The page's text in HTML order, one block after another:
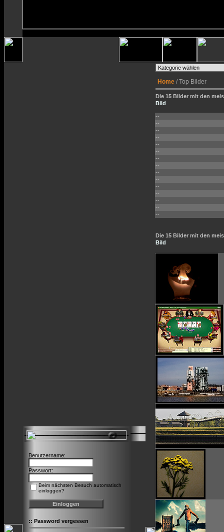
Benutzername:
Passwort:
Beim nächsten Besuch automatisch
einloggen?
:: Password vergessen
Home / Top Bilder
Die 15 Bilder mit den
Bild
--
--
--
--
--
--
--
--
--
--
--
--
--
--
--
Die 15 Bilder mit den
Bild